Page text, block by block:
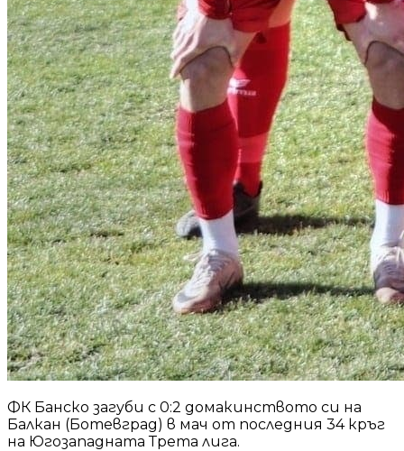
ФК Банско загуби с 0:2 домакинството си на
Балкан (Ботевград) в мач от последния 34 кръг
на Югозападната Трета лига.